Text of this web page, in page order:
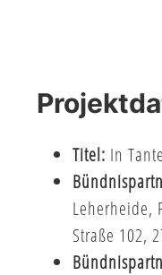
Titel: In
Leherheide,
Straße 102,